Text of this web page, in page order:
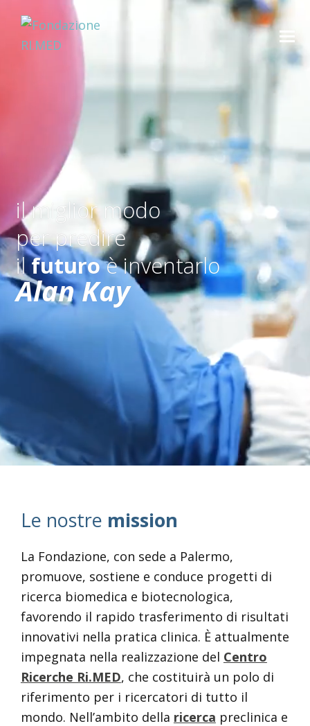
il miglior modo
per predire
ilfuturoè inventarlo
Alan Kay
Le nostre mission
La Fondazione, con sede a Palermo,
promuove, sostiene e conduce progetti di
ricerca biomedica e biotecnologica,
favorendo il rapido trasferimento di risultati
innovativi nella pratica clinica. È attualmente
impegnata nella realizzazione del Centro
Ricerche Ri.MED, che costituirà un polo di
riferimento per i ricercatori di tutto il
mondo. Nell’ambito della ricerca preclinica e